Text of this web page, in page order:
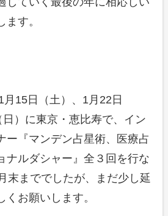
ます。
15日（土）、1月22日
日）に東京・恵比寿で、イン
ー『マンデン占星術、医療占
ナルダシャー』全３回を行な
末まででしたが、まだ少し延
お願いします。